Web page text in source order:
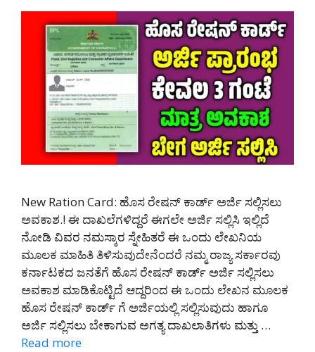
New Ration Card: ಹೊಸ ರೇಷನ್ ಕಾರ್ಡ್ ಅರ್ಜಿ ಸಲ್ಲಿಸಲು
ಅವಕಾಶ.! ಈ ದಾಖಲೆಗಳಿದ್ದರೆ ಈಗಲೇ ಅರ್ಜಿ ಸಲ್ಲಿಸಿ ಇಲ್ಲಿದೆ
ನೋಡಿ ವಿವರ ನಮಸ್ಕಾರ ಸ್ನೇಹಿತರೆ ಈ ಒಂದು ಲೇಖನಿಯ
ಮೂಲಕ ಮಾಹಿತಿ ತಿಳಿಸುವುದೇನೆಂದರೆ ನಮ್ಮ ರಾಜ್ಯ ಸರ್ಕಾರವು
ಕರ್ನಾಟಕದ ಜನತೆಗೆ ಹೊಸ ರೇಷನ್ ಕಾರ್ಡ್ ಅರ್ಜಿ ಸಲ್ಲಿಸಲು
ಅವಕಾಶ ಮಾಡಿಕೊಟ್ಟಿದೆ ಆದ್ದರಿಂದ ಈ ಒಂದು ಲೇಖನ ಮೂಲಕ
ಹೊಸ ರೇಷನ್ ಕಾರ್ಡ್ ಗೆ ಅರ್ಜಿಯಲ್ಲಿ ಸಲ್ಲಿಸುವುದು ಹಾಗೂ
ಅರ್ಜಿ ಸಲ್ಲಿಸಲು ಬೇಕಾಗುವ ಅಗತ್ಯ ದಾಖಲಾತಿಗಳು ಮತ್ತು …
Read more